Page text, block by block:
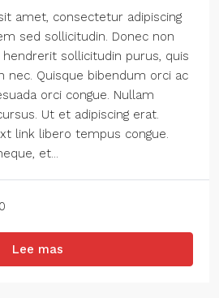
amet, consectetur adipiscing
sed sollicitudin. Donec non
sollicitudin purus, quis
nec. Quisque bibendum orci ac
orci congue. Nullam
Ut et adipiscing erat.
link libero tempus congue.
et...
0
Lee mas